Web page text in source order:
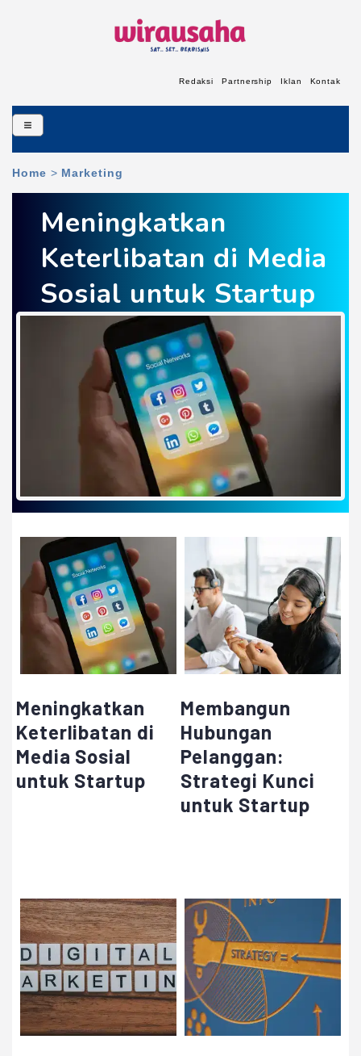
Redaksi Partnership Iklan Kontak
Home > Marketing
Meningkatkan
Keterlibatan di Media
Sosial untuk Startup
Meningkatkan
Keterlibatan di
Media Sosial
untuk Startup
Membangun
Hubungan
Pelanggan:
Strategi Kunci
untuk Startup